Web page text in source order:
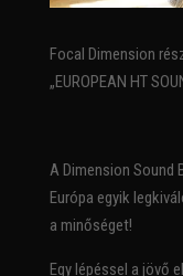
Focal Dimension
„EUROPEAN HT
A Dimension Sound
Európa egyik
a minőséget!
Egy lépéssel a jövő